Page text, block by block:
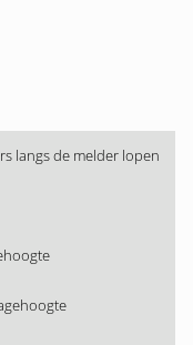
langs de melder lopen